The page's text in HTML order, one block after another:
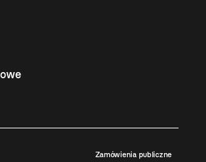
Zamówienia publiczne